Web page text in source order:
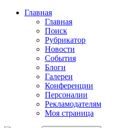
Skip to main content
Главная
Главная
Поиск
Рубрикатор
Новости
События
Блоги
Галереи
Конференции
Персоналии
Рекламодателям
Моя страница